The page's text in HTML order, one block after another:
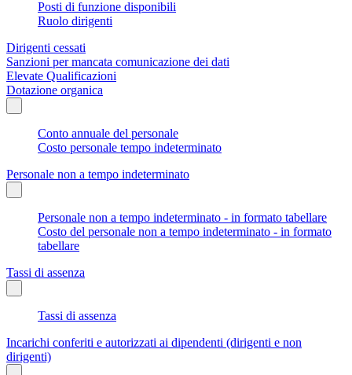
Posti di funzione disponibili
Ruolo dirigenti
Dirigenti cessati
Sanzioni per mancata comunicazione dei dati
Elevate Qualificazioni
Dotazione organica
Conto annuale del personale
Costo personale tempo indeterminato
Personale non a tempo indeterminato
Personale non a tempo indeterminato - in formato tabellare
Costo del personale non a tempo indeterminato - in formato
tabellare
Tassi di assenza
Tassi di assenza
Incarichi conferiti e autorizzati ai dipendenti (dirigenti e non
dirigenti)